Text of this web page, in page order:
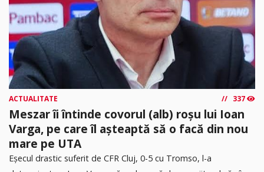
ACTUALITATE 337
Meszar îi întinde covorul (alb) roșu lui Ioan
Varga, pe care îl așteaptă să o facă din nou
mare pe UTA
Eșecul drastic suferit de CFR Cluj, 0-5 cu Tromso, l-a